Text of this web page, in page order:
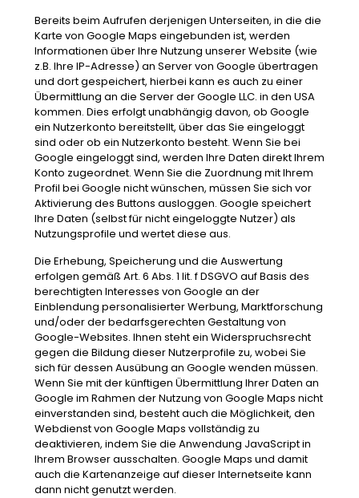
Bereits beim Aufrufen derjenigen Unterseiten, in die die
Karte von Google Maps eingebunden ist, werden
Informationen über Ihre Nutzung unserer Website (wie
z.B. Ihre IP-Adresse) an Server von Google übertragen
und dort gespeichert, hierbei kann es auch zu einer
Übermittlung an die Server der Google LLC. in den USA
kommen. Dies erfolgt unabhängig davon, ob Google
ein Nutzerkonto bereitstellt, über das Sie eingeloggt
sind oder ob ein Nutzerkonto besteht. Wenn Sie bei
Google eingeloggt sind, werden Ihre Daten direkt Ihrem
Konto zugeordnet. Wenn Sie die Zuordnung mit Ihrem
Profil bei Google nicht wünschen, müssen Sie sich vor
Aktivierung des Buttons ausloggen. Google speichert
Ihre Daten (selbst für nicht eingeloggte Nutzer) als
Nutzungsprofile und wertet diese aus.
Die Erhebung, Speicherung und die Auswertung
erfolgen gemäß Art. 6 Abs. 1 lit. f DSGVO auf Basis des
berechtigten Interesses von Google an der
Einblendung personalisierter Werbung, Marktforschung
und/oder der bedarfsgerechten Gestaltung von
Google-Websites. Ihnen steht ein Widerspruchsrecht
gegen die Bildung dieser Nutzerprofile zu, wobei Sie
sich für dessen Ausübung an Google wenden müssen.
Wenn Sie mit der künftigen Übermittlung Ihrer Daten an
Google im Rahmen der Nutzung von Google Maps nicht
einverstanden sind, besteht auch die Möglichkeit, den
Webdienst von Google Maps vollständig zu
deaktivieren, indem Sie die Anwendung JavaScript in
Ihrem Browser ausschalten. Google Maps und damit
auch die Kartenanzeige auf dieser Internetseite kann
dann nicht genutzt werden.